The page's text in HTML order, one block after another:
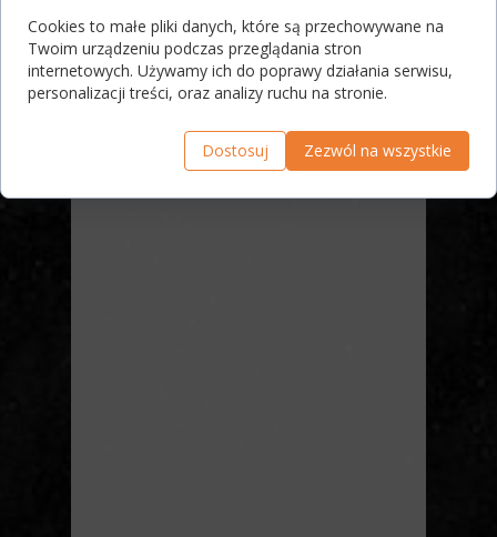
Cookies to małe pliki danych, które są przechowywane na
Twoim urządzeniu podczas przeglądania stron
internetowych. Używamy ich do poprawy działania serwisu,
personalizacji treści, oraz analizy ruchu na stronie.
Dostosuj Zezwól na wszystkie